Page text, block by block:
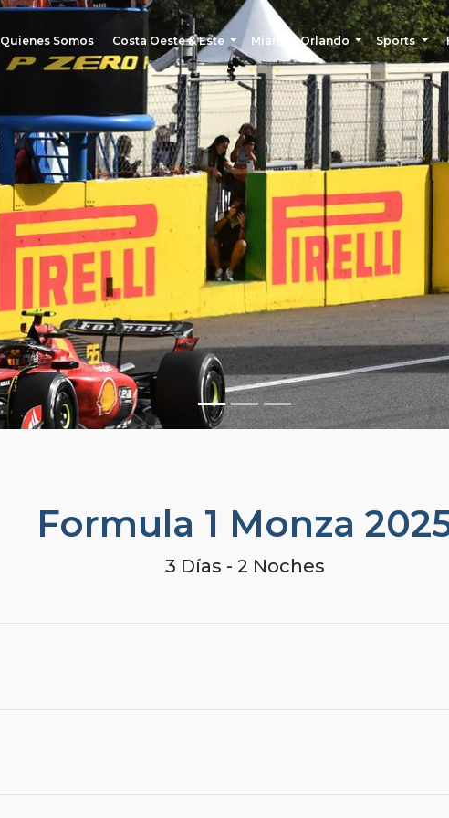
Quienes Somos Costa Oeste & Este Miami & Orlando Sports
Formula 1 Monza
3 Días - 2 Noches